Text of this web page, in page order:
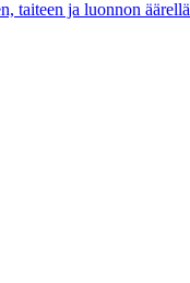
taiteen ja luonnon äärellä